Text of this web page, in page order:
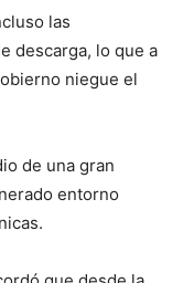
las
descarga, lo que a
niegue el
de una gran
entorno